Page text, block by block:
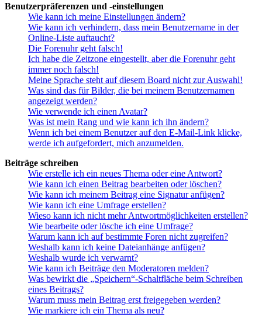
Benutzerpräferenzen und -einstellungen
Wie kann ich meine Einstellungen ändern?
Wie kann ich verhindern, dass mein Benutzername in der
Online-Liste auftaucht?
Die Forenuhr geht falsch!
Ich habe die Zeitzone eingestellt, aber die Forenuhr geht
immer noch falsch!
Meine Sprache steht auf diesem Board nicht zur Auswahl!
Was sind das für Bilder, die bei meinem Benutzernamen
angezeigt werden?
Wie verwende ich einen Avatar?
Was ist mein Rang und wie kann ich ihn ändern?
Wenn ich bei einem Benutzer auf den E-Mail-Link klicke,
werde ich aufgefordert, mich anzumelden.
Beiträge schreiben
Wie erstelle ich ein neues Thema oder eine Antwort?
Wie kann ich einen Beitrag bearbeiten oder löschen?
Wie kann ich meinem Beitrag eine Signatur anfügen?
Wie kann ich eine Umfrage erstellen?
Wieso kann ich nicht mehr Antwortmöglichkeiten erstellen?
Wie bearbeite oder lösche ich eine Umfrage?
Warum kann ich auf bestimmte Foren nicht zugreifen?
Weshalb kann ich keine Dateianhänge anfügen?
Weshalb wurde ich verwarnt?
Wie kann ich Beiträge den Moderatoren melden?
Was bewirkt die „Speichern“-Schaltfläche beim Schreiben
eines Beitrags?
Warum muss mein Beitrag erst freigegeben werden?
Wie markiere ich ein Thema als neu?